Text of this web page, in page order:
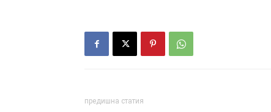
предишна статия